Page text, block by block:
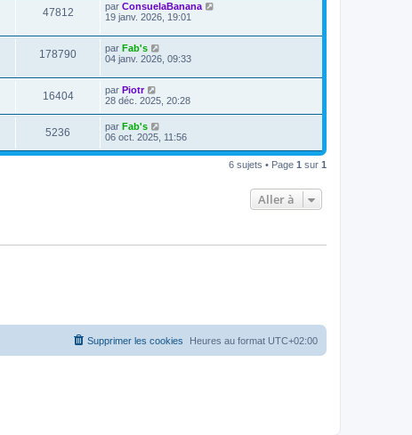
47812 par ConsuelaBanana
19 janv. 2026, 19:01
178790 par Fab's
04 janv. 2026, 09:33
16404 par Piotr
28 déc. 2025, 20:28
5236 par Fab's
06 oct. 2025, 11:56
6 sujets • Page 1 sur 1
Aller à
Heures au format UTC+02:00
Supprimer les cookies